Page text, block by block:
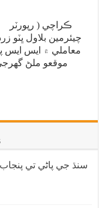
ڪراچي ( رپورٽر
چيئرمين بلاول ڀٽو
معاملي ۾ ايس ايس
موقعو ملڻ
سنڌ جي پاڻي تي